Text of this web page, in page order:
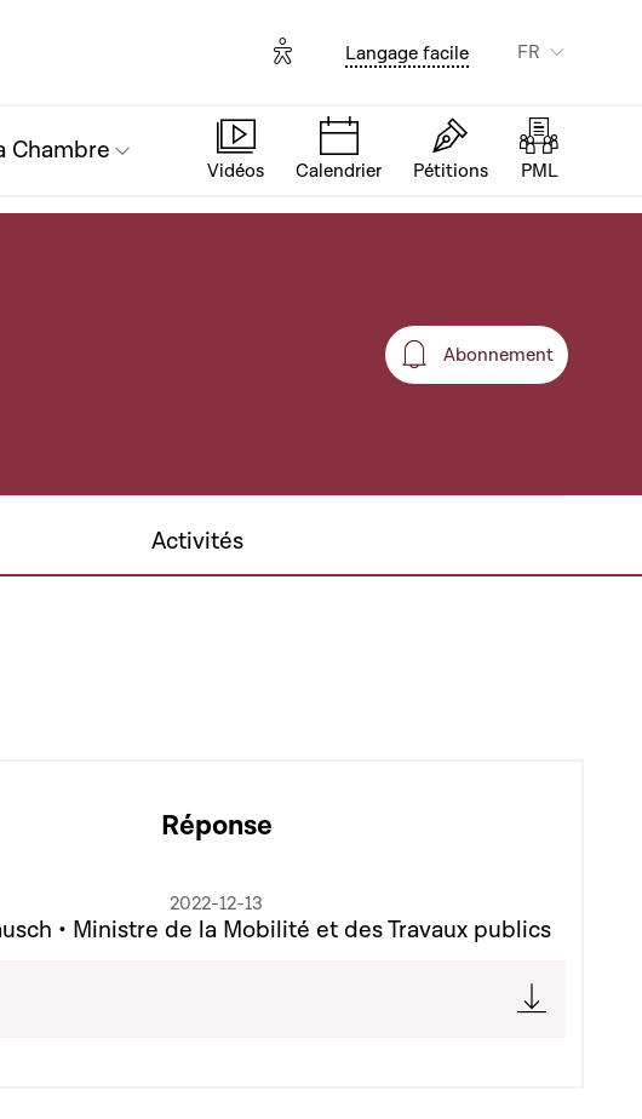
Options d'accessibilité
Langage facile FR
Chambre
Vidéos Calendrier Pétitions PML
Abonnement
Abonnement
Activités
Réponse
2022-12-13
• Ministre de la Mobilité et des Travaux publics